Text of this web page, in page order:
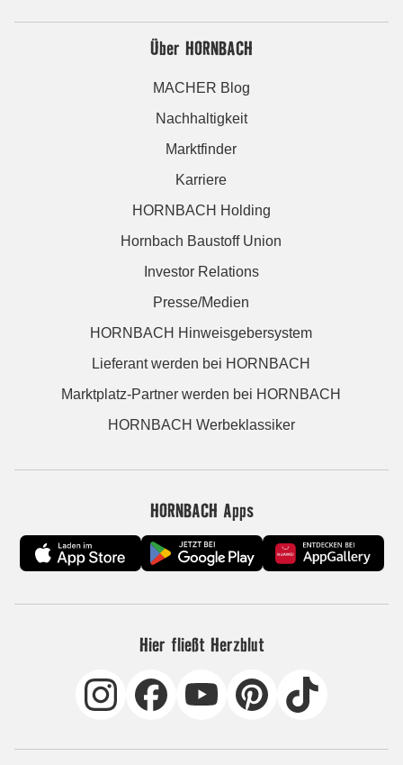
Über HORNBACH
MACHER Blog
Nachhaltigkeit
Marktfinder
Karriere
HORNBACH Holding
Hornbach Baustoff Union
Investor Relations
Presse/Medien
HORNBACH Hinweisgebersystem
Lieferant werden bei HORNBACH
Marktplatz-Partner werden bei HORNBACH
HORNBACH Werbeklassiker
HORNBACH Apps
Hier fließt Herzblut